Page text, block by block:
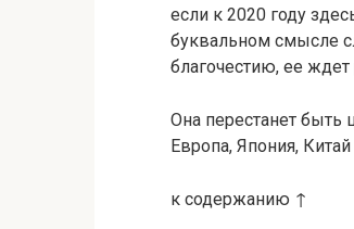
если к 2020 году
буквальном смысле
благочестию, ее
Она перестанет быть
Европа, Япония,
к содержанию ↑